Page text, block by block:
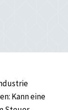
Kann eine